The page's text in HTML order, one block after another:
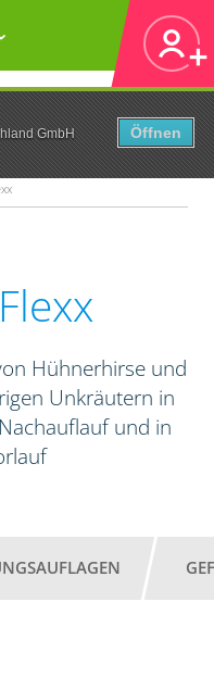
GmbH
Öffnen
Flexx
Hühnerhirse und
Unkräutern in
und in